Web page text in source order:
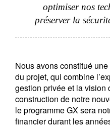
optimiser nos
préserver la
Nous avons constitué
du projet, qui combine
gestion privée et la vision
construction de notre
le programme GX sera
financier durant les